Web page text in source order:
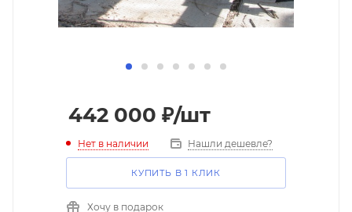
442 000 ₽/шт
Нет в наличии Нашли дешевле?
КУПИТЬ В 1 КЛИК
Хочу в подарок